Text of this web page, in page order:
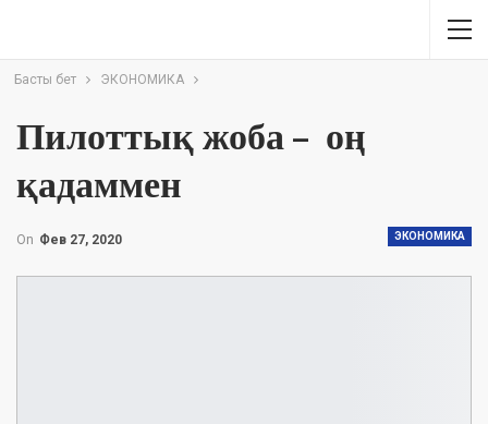
Басты бет ЭКОНОМИКА
Пилоттық жоба – оң
қадаммен
ЭКОНОМИКА
On Фев 27, 2020